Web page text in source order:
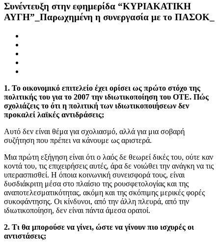
Συνέντευξη στην εφημερίδα “ΚΥΡΙΑΚΑΤΙΚΗ
ΑΥΓΗ”_Παρωχημένη η συνεργασία με το ΠΑΣΟΚ_
1. Το οικονομικό επιτελείο έχει ορίσει ως πρώτο στόχο της
πολιτικής του για το 2007 την ιδιωτικοποίηση του ΟΤΕ. Πώς
σχολιάζεις το ότι η πολιτική των ιδιωτικοποιήσεων δεν
προκαλεί λαϊκές αντιδράσεις;
Αυτό δεν είναι θέμα για σχολιασμό, αλλά για μια σοβαρή
συζήτηση που πρέπει να κάνουμε ως αριστερά.
Μια πρώτη εξήγηση είναι ότι ο λαός δε θεωρεί δικές του, ούτε καν
κοντά του, τις επιχειρήσεις αυτές, άρα δε νοιώθει την ανάγκη να τις
υπερασπισθεί. Η όποια κοινωνική συνεισφορά τους, είναι
δυσδιάκριτη μέσα στο πλαίσιο της ρουσφετολογίας και της
αναποτελεσματικότητας, ακόμη και της σκόπιμης μερικές φορές
συκοφάντησης. Οι κίνδυνοι, από την άλλη πλευρά, από την
ιδιωτικοποίηση, δεν είναι πάντα άμεσα ορατοί.
2. Τι θα μπορούσε να γίνει, ώστε να γίνουν πιο ισχυρές οι
αντιστάσεις;